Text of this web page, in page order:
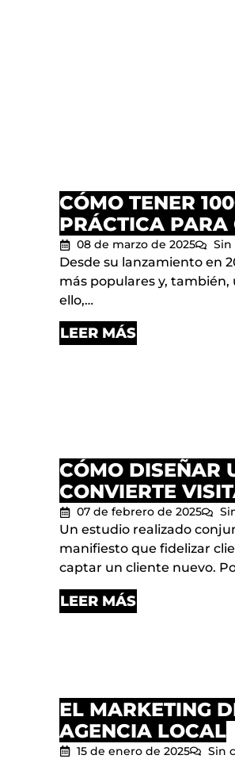
CÓMO TENER
PRÁCTICA PARA
08 de marzo de 2025 Sin
Desde su lanzamiento en
más populares y,
ello,…
LEER MÁS
CÓMO DISEÑAR
CONVIERTE
07 de febrero de 2025
Un estudio realizado
manifiesto que fidelizar
captar un cliente nuevo.
LEER MÁS
EL MARKETING
AGENCIA LOCAL
15 de enero de 2025 Sin